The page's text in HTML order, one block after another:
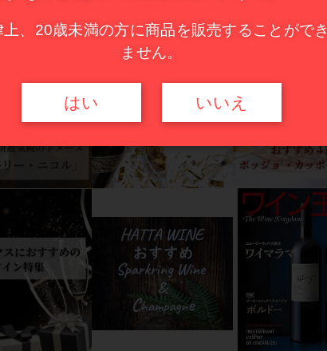
上、20歳未満の方に商品を販売することができ
ません。
はい いいえ